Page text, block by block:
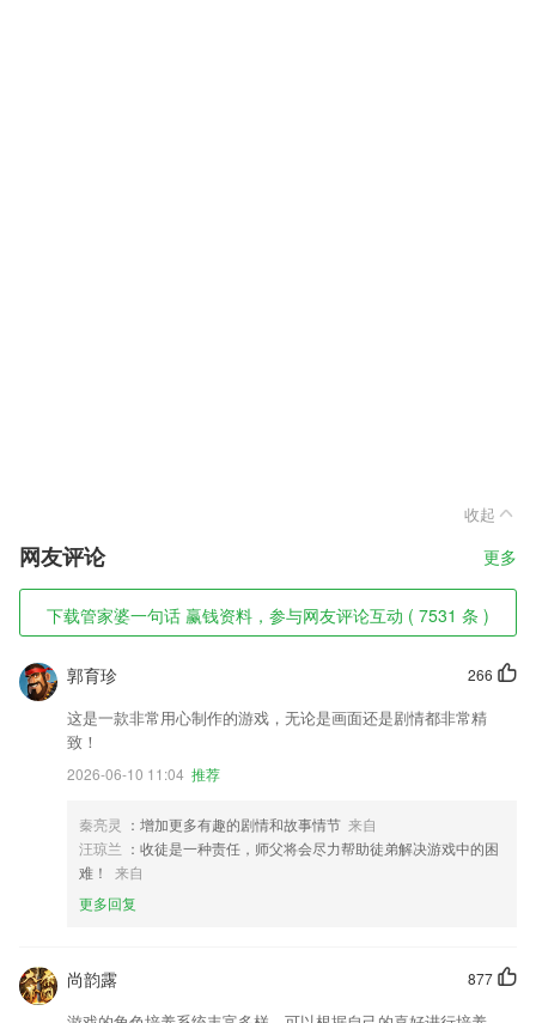
收起
网友评论 更多
下载管家婆一句话 赢钱资料，参与网友评论互动 ( 7531 条 )
266
郭育珍
这是一款非常用心制作的游戏，无论是画面还是剧情都非常精
致！
2026-06-10 11:04 推荐
秦亮灵 ：增加更多有趣的剧情和故事情节 来自
汪琼兰 ：收徒是一种责任，师父将会尽力帮助徒弟解决游戏中的困
难！
来自
更多回复
877
尚韵露